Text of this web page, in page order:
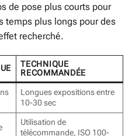
de pose plus courts pour
temps plus longs pour des
recherché.
TECHNIQUE
RECOMMANDÉE
Longues expositions entre
10-30 sec
Utilisation de
télécommande, ISO 100-